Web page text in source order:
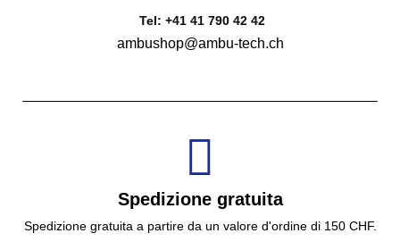
Tel: +41 41 790 42 42
ambushop@ambu-tech.ch
Spedizione gratuita
Spedizione gratuita a partire da un valore d'ordine di 150 CHF.